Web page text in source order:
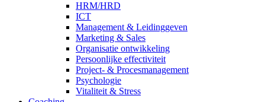
HRM/HRD
ICT
Management & Leidinggeven
Marketing & Sales
Organisatie ontwikkeling
Persoonlijke effectiviteit
Project- & Procesmanagement
Psychologie
Vitaliteit & Stress